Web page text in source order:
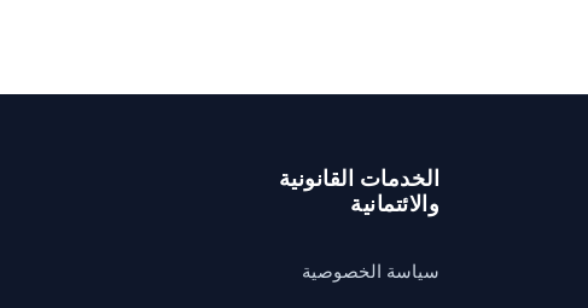
الخدمات القانونية
والائتمانية
سياسة الخصوصية